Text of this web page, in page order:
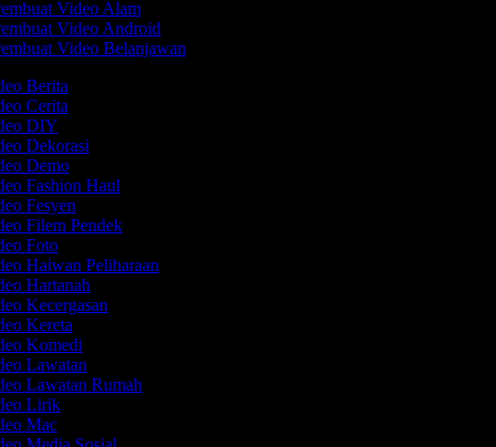
Video Alam
Video Android
Video Belanjawan
Berita
Cerita
DIY
Dekorasi
Demo
Fashion Haul
Fesyen
Filem Pendek
Foto
Haiwan Peliharaan
Hartanah
Kecergasan
Kereta
Komedi
Lawatan
Lawatan Rumah
Lirik
Mac